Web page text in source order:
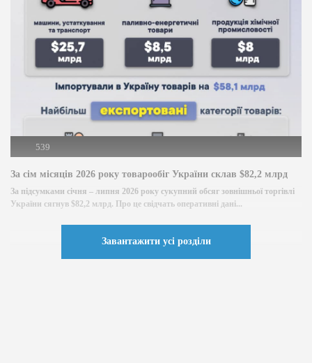
539
За сім місяців 2026 року товарообіг України склав $82,2 млрд
За підсумками січня – липня 2026 року сукупний обсяг зовнішньої торгівлі
України сягнув $82,2 млрд. Про це свідчать оперативні дані...
Завантажити усі розділи